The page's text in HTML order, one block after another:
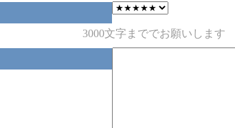
3000文字まででお願いします